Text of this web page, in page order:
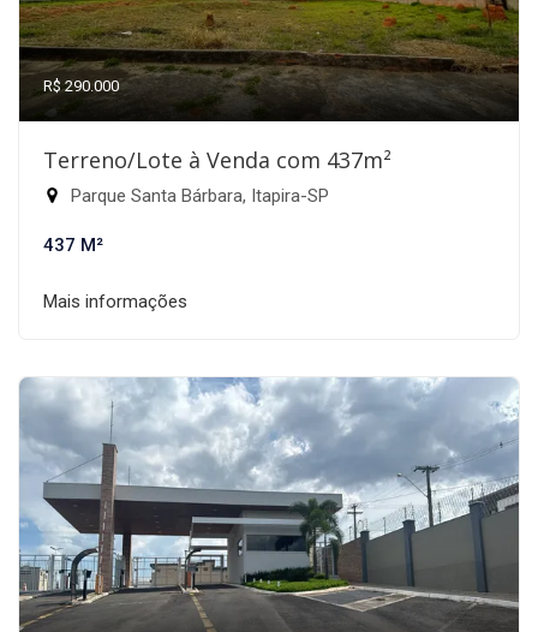
R$ 290.000
Terreno/Lote à Venda com 437m²
Parque Santa Bárbara, Itapira-SP
437 M²
Mais informações